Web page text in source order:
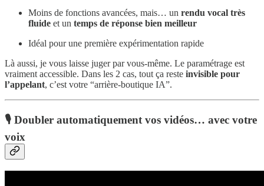
Moins de fonctions avancées, mais… un rendu vocal très
fluide et un temps de réponse bien meilleur
Idéal pour une première expérimentation rapide
Là aussi, je vous laisse juger par vous-même. Le paramétrage est
vraiment accessible. Dans les 2 cas, tout ça reste invisible pour
l’appelant, c’est votre “arrière-boutique IA”.
🎙️ Doubler automatiquement vos vidéos… avec votre
voix